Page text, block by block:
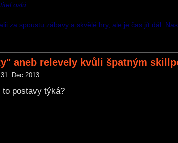
oslů.
za spoustu zábavy a skvělé hry, ale je čas jít dál.
aneb relevely kvůli špatným
Dec 2013
to postavy týká?